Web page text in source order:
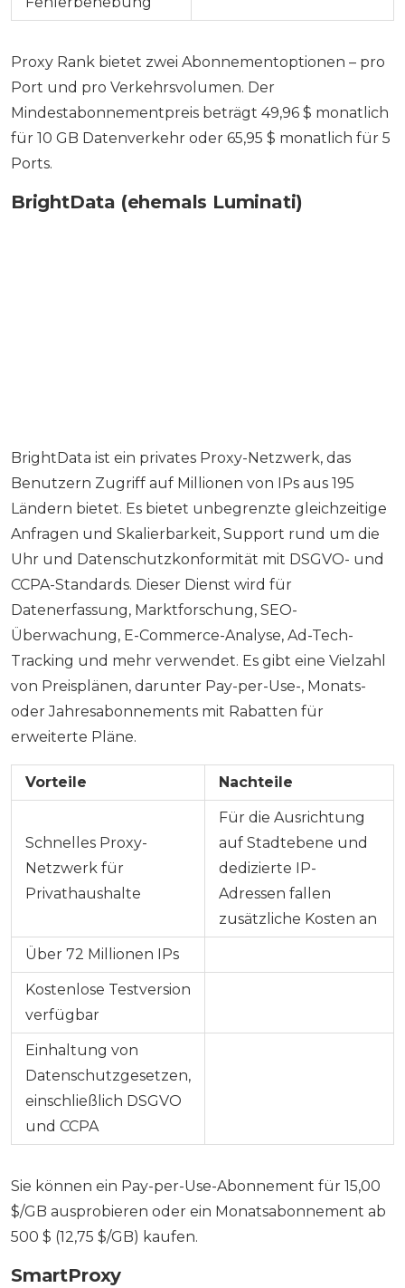
Proxy Rank bietet zwei Abonnementoptionen – pro
Port und pro Verkehrsvolumen. Der
Mindestabonnementpreis beträgt 49,96 $ monatlich
für 10 GB Datenverkehr oder 65,95 $ monatlich für 5
Ports.
BrightData (ehemals Luminati)
BrightData ist ein privates Proxy-Netzwerk, das
Benutzern Zugriff auf Millionen von IPs aus 195
Ländern bietet. Es bietet unbegrenzte gleichzeitige
Anfragen und Skalierbarkeit, Support rund um die
Uhr und Datenschutzkonformität mit DSGVO- und
CCPA-Standards. Dieser Dienst wird für
Datenerfassung, Marktforschung, SEO-
Überwachung, E-Commerce-Analyse, Ad-Tech-
Tracking und mehr verwendet. Es gibt eine Vielzahl
von Preisplänen, darunter Pay-per-Use-, Monats-
oder Jahresabonnements mit Rabatten für
erweiterte Pläne.
Vorteile Nachteile
Schnelles Proxy-
Netzwerk für
Privathaushalte
Für die Ausrichtung
auf Stadtebene und
dedizierte IP-
Adressen fallen
zusätzliche Kosten an
Über 72 Millionen IPs
Kostenlose Testversion
verfügbar
Einhaltung von
Datenschutzgesetzen,
einschließlich DSGVO
und CCPA
Sie können ein Pay-per-Use-Abonnement für 15,00
$/GB ausprobieren oder ein Monatsabonnement ab
500 $ (12,75 $/GB) kaufen.
SmartProxy